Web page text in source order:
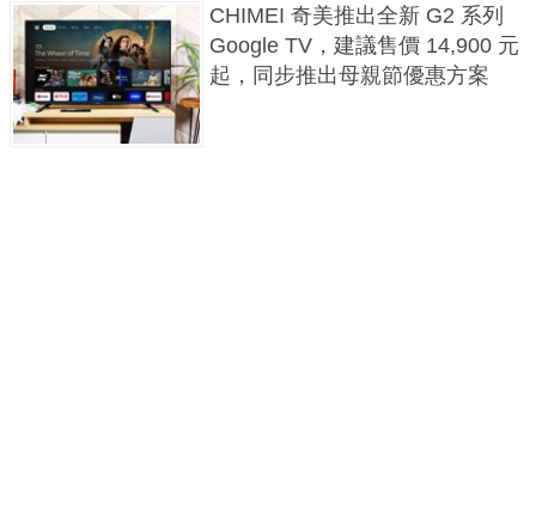
CHIMEI 奇美推出全新 G2 系列
Google TV，建議售價 14,900 元
起，同步推出母親節優惠方案